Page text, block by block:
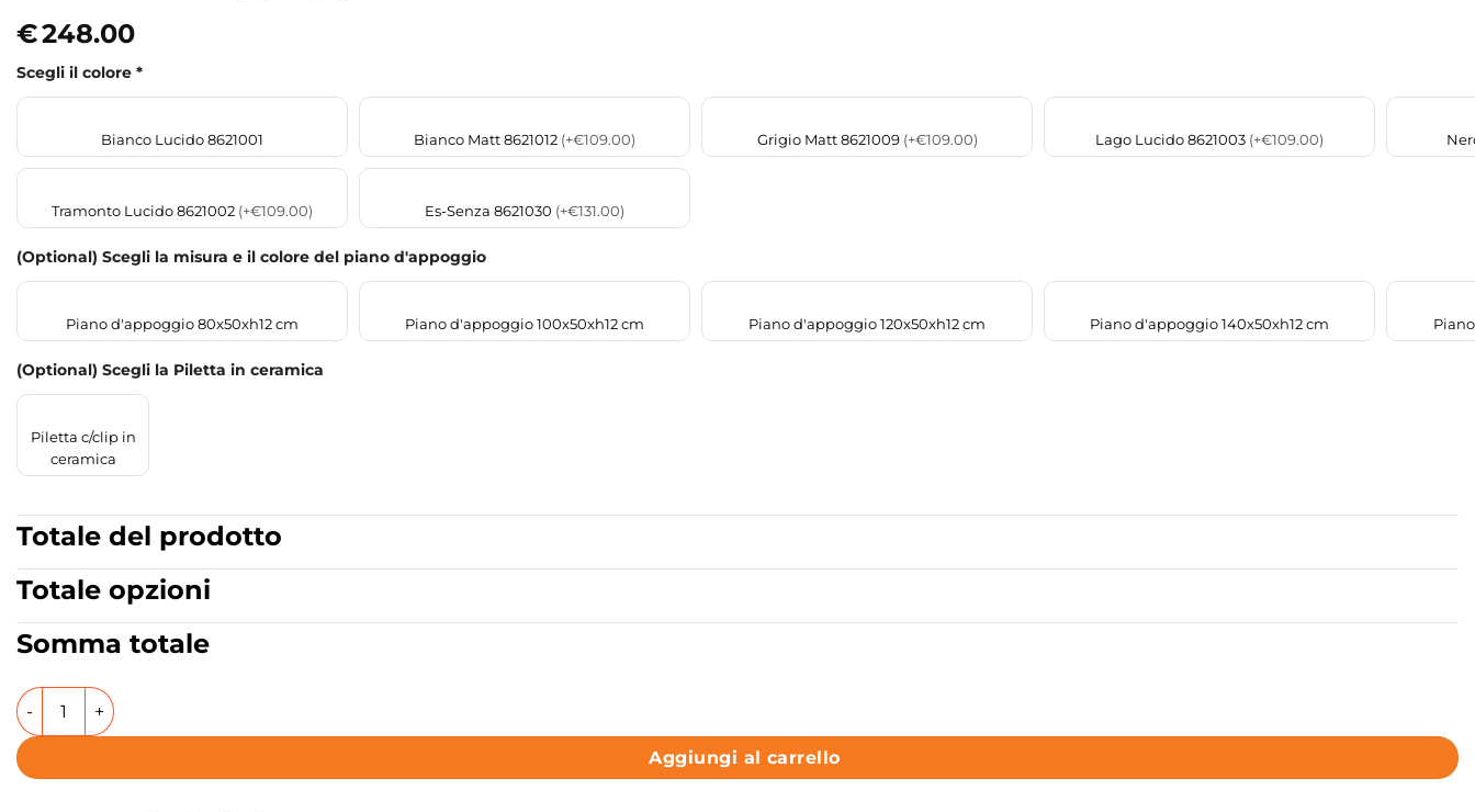
€248.00
Scegli il colore *
Bianco Lucido 8621001 Bianco Matt 8621012 (+€109.00) Grigio Matt 8621009 (+€109.00) Lago Lucido 8621003 (+€109.00)
Tramonto Lucido 8621002 (+€109.00) Es-Senza 8621030 (+€131.00)
(Optional) Scegli la misura e il colore del piano d'appoggio
Piano d'appoggio 80x50xh12 cm Piano d'appoggio 100x50xh12 cm Piano d'appoggio 120x50xh12 cm Piano d'appoggio 140x50xh12 cm
(Optional) Scegli la Piletta in ceramica
Piletta c/clip in
ceramica
Totale del prodotto
Totale opzioni
Somma totale
Lavabo da appoggio in ceramica 60x45 cm Collezione Cosa AXA ceramica quantità
Aggiungi al carrello